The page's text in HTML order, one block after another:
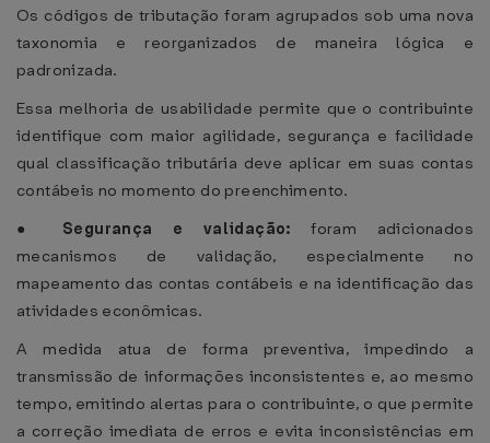
Os códigos de tributação foram agrupados sob uma nova
taxonomia e reorganizados de maneira lógica e
padronizada.
Essa melhoria de usabilidade permite que o contribuinte
identifique com maior agilidade, segurança e facilidade
qual classificação tributária deve aplicar em suas contas
contábeis no momento do preenchimento.
● Segurança e validação:foram adicionados
mecanismos de validação, especialmente no
mapeamento das contas contábeis e na identificação das
atividades econômicas.
A medida atua de forma preventiva, impedindo a
transmissão de informações inconsistentes e, ao mesmo
tempo, emitindo alertas para o contribuinte, o que permite
a correção imediata de erros e evita inconsistências em